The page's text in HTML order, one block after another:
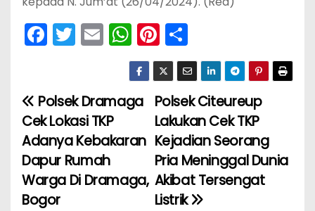
F
a
e
b
o
o
k
T
w
er
E
m
l
W
h
a
ts
p
p
Pi
nt
er
e
st
h
ar
e
N
a
v
i
Polsek Citeureup
Lakukan Cek TKP
Kejadian Seorang
Pria Meninggal Dunia
Akibat Tersengat
Listrik
Polsek Dramaga
Cek Lokasi TKP
Adanya Kebakaran
Dapur Rumah
Warga Di Dramaga,
Bogor